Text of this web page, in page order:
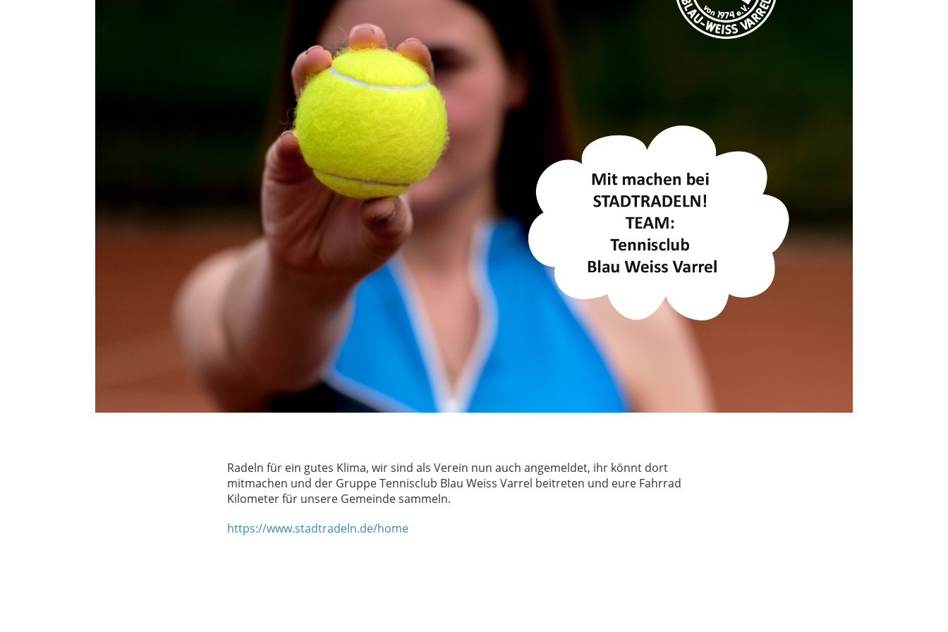
Radeln für ein gutes Klima, wir sind als Verein nun auch angemeldet, ihr könnt dort
mitmachen und der Gruppe Tennisclub Blau Weiss Varrel beitreten und eure Fahrrad
Kilometer für unsere Gemeinde sammeln.
https://www.stadtradeln.de/home